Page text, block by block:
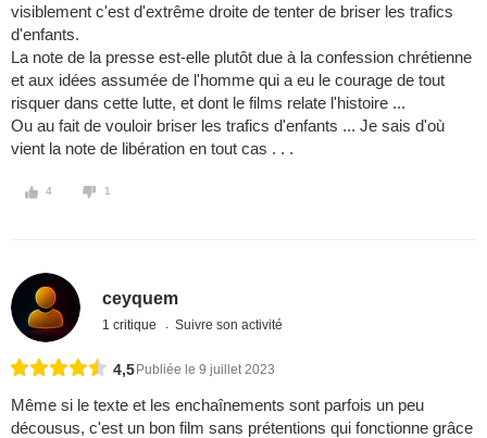
visiblement c'est d'extrême droite de tenter de briser les trafics
d'enfants.
La note de la presse est-elle plutôt due à la confession chrétienne
et aux idées assumée de l'homme qui a eu le courage de tout
risquer dans cette lutte, et dont le films relate l'histoire ...
Ou au fait de vouloir briser les trafics d'enfants ... Je sais d'où
vient la note de libération en tout cas . . .
4 1
ceyquem
1 critique Suivre son activité
4,5 Publiée le 9 juillet 2023
Même si le texte et les enchaînements sont parfois un peu
décousus, c'est un bon film sans prétentions qui fonctionne grâce